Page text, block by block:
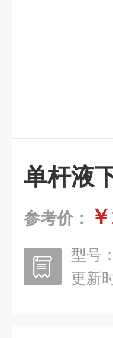
单杆液
参考价：
型号：
更新